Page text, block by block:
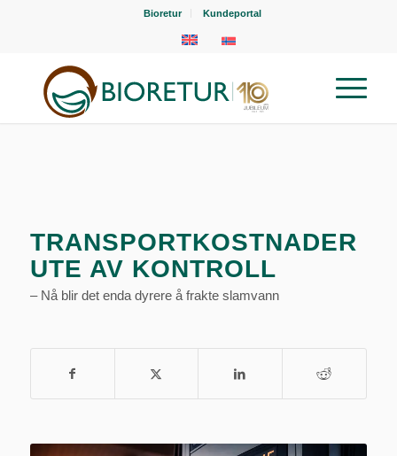
Bioretur Kundeportal
TRANSPORTKOSTNADER
UTE AV KONTROLL
– Nå blir det enda dyrere å frakte slamvann